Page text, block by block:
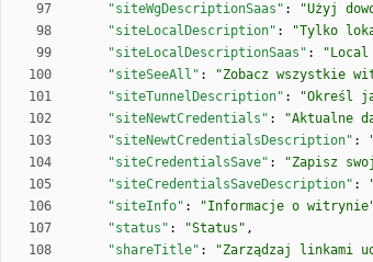
"siteWgDescriptionSaas" : "Użyj
"siteLocalDescription" : "Tylko
"siteLocalDescriptionSaas" :
"siteSeeAll" : "Zobacz wszystkie
"siteTunnelDescription" : "Określ
"siteNewtCredentials" : "Aktualne
"siteNewtCredentialsDescription" :
"siteCredentialsSave" : "Zapisz
"siteCredentialsSaveDescription" :
"siteInfo" : "Informacje o
"status" : "Status" ,
"shareTitle" : "Zarządzaj linkami